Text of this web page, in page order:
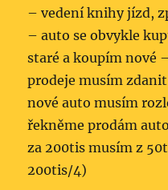
– vedení knihy jízd,
– auto se obvykle
staré a koupím nové
prodeje musím
nové auto musím
řekněme prodám
za 200tis musím z
200tis/4)